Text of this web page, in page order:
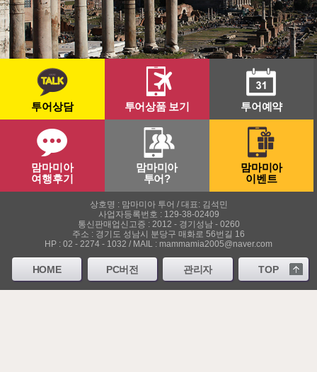
투어상담 투어상품 보기 투어예약
맘마미아
여행후기
맘마미아
투어?
맘마미아
이벤트
상호명 : 맘마미아 투어 / 대표: 김석민
사업자등록번호 : 129-38-02409
통신판매업신고증 : 2012 - 경기성남 - 0260
주소 : 경기도 성남시 분당구 매화로 56번길 16
HP : 02 - 2274 - 1032 / MAIL : mammamia2005@naver.com
HOME PC버전 관리자 TOP